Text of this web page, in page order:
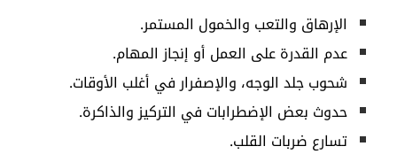
الإرهاق والتعب والخمول المستمر.
عدم القدرة على العمل أو إنجاز المهام.
شحوب جلد الوجه، والإصفرار في أغلب الأوقات.
حدوث بعض الإضطرابات في التركيز والذاكرة.
تسارع ضربات القلب.